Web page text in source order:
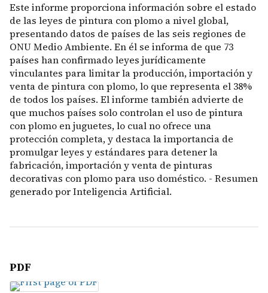
Este informe proporciona información sobre el estado
de las leyes de pintura con plomo a nivel global,
presentando datos de países de las seis regiones de
ONU Medio Ambiente. En él se informa de que 73
países han confirmado leyes jurídicamente
vinculantes para limitar la producción, importación y
venta de pintura con plomo, lo que representa el 38%
de todos los países. El informe también advierte de
que muchos países solo controlan el uso de pintura
con plomo en juguetes, lo cual no ofrece una
protección completa, y destaca la importancia de
promulgar leyes y estándares para detener la
fabricación, importación y venta de pinturas
decorativas con plomo para uso doméstico. - Resumen
generado por Inteligencia Artificial.
PDF